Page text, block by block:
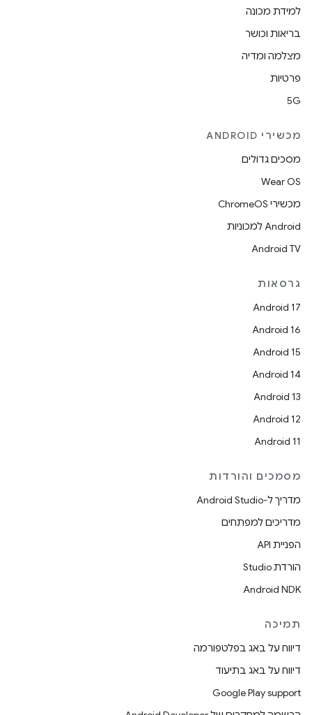
למידת מכונה
בריאות וכושר
מצלמה ומדיה
פרטיות
5G
מכשירי ANDROID
מסכים גדולים
Wear OS
מכשירי ChromeOS
Android למכוניות
Android TV
גרסאות
Android 17
Android 16
Android 15
Android 14
Android 13
Android 12
Android 11
מסמכים והורדות
מדריך ל-Android Studio
מדריכים למפתחים
הפניית API
הורדת Studio
Android NDK
תמיכה
דיווח על באג בפלטפורמה
דיווח על באג בתיעוד
Google Play support